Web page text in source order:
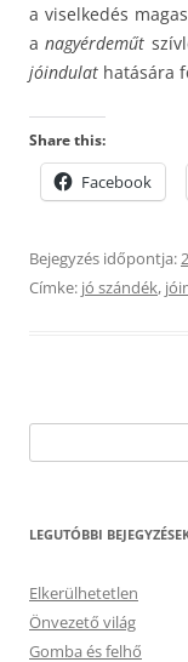
a viselkedés
anagyérdeműt
jóindulat hatására
Share this:
Facebook
Bejegyzés időpontja:
Címke: jó szándék,
LEGUTÓBBI
Elkerülhetetlen
Önvezető világ
Gomba és felhő